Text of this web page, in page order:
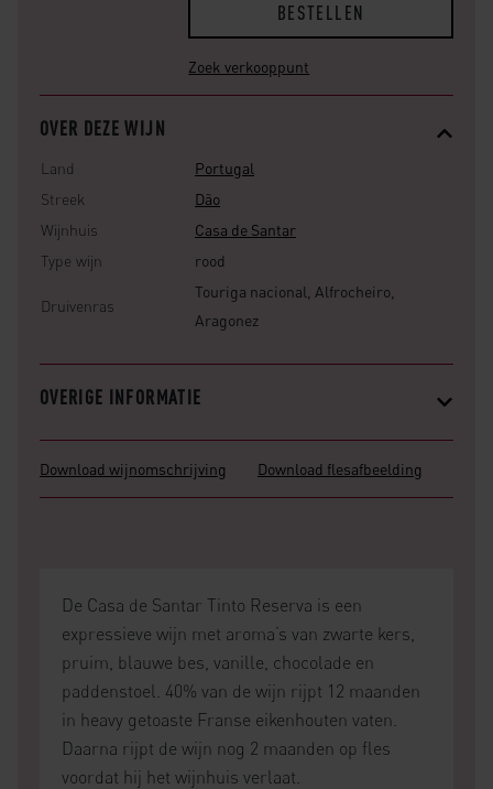
BESTELLEN
Zoek verkooppunt
OVER DEZE WIJN
Land
Portugal
Streek
Dão
Wijnhuis
Casa de Santar
Type wijn
rood
Druivenras
Touriga nacional, Alfrocheiro,
Aragonez
OVERIGE INFORMATIE
Download wijnomschrijving Download flesafbeelding
De Casa de Santar Tinto Reserva is een
expressieve wijn met aroma’s van zwarte kers,
pruim, blauwe bes, vanille, chocolade en
paddenstoel. 40% van de wijn rijpt 12 maanden
in heavy getoaste Franse eikenhouten vaten.
Daarna rijpt de wijn nog 2 maanden op fles
voordat hij het wijnhuis verlaat.